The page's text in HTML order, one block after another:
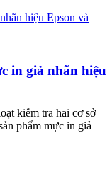
in giả nhãn hiệu
kiểm tra hai cơ sở
phẩm mực in giả